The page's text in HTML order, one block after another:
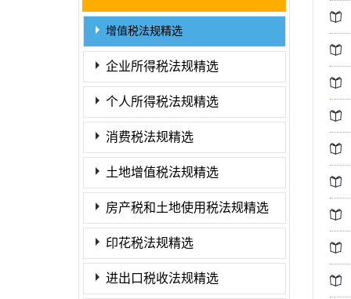
增值税法规精选
企业所得税法规精选
个人所得税法规精选
消费税法规精选
土地增值税法规精选
房产税和土地使用税法规精选
印花税法规精选
进出口税收法规精选